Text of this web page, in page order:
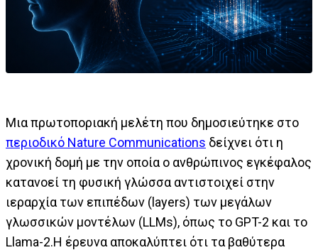
Μια πρωτοποριακή μελέτη που δημοσιεύτηκε στο
περιοδικό Nature Communications δείχνει ότι η
χρονική δομή με την οποία ο ανθρώπινος εγκέφαλος
κατανοεί τη φυσική γλώσσα αντιστοιχεί στην
ιεραρχία των επιπέδων (layers) των μεγάλων
γλωσσικών μοντέλων (LLMs), όπως το GPT-2 και το
Llama-2.Η έρευνα αποκαλύπτει ότι τα βαθύτερα